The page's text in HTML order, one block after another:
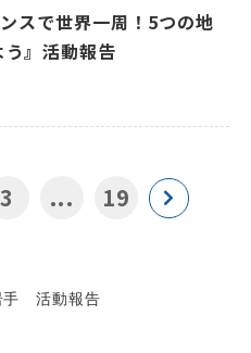
スで世界一周！5つの地
』活動報告
3 ... 19